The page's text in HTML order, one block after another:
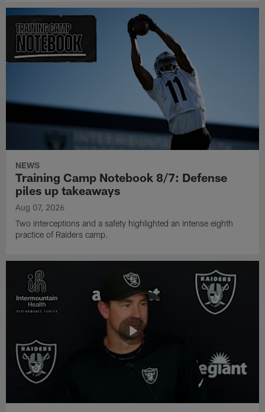
NEWS
Training Camp Notebook 8/7: Defense
piles up takeaways
Aug 07, 2026
Two interceptions and a safety highlighted an intense eighth
practice of Raiders camp.